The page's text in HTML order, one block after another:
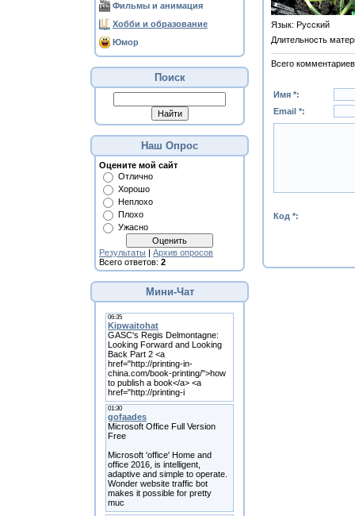
Фильмы и анимация
Хобби и образование
Юмор
Поиск
Наш Опрос
Оцените мой сайт
Отлично
Хорошо
Неплохо
Плохо
Ужасно
Результаты | Архив опросов
Всего ответов: 2
Мини-Чат
Язык: Русский
Длительность
Всего комментариев
Имя *:
Email *:
Код *: